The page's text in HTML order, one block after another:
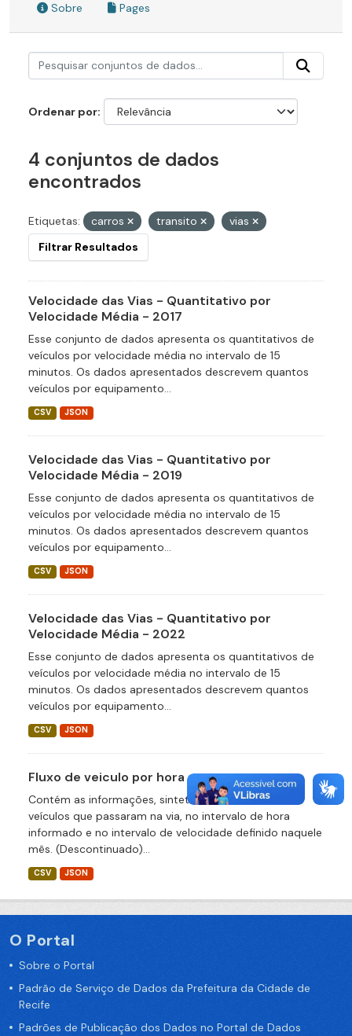
Sobre Pages
Ordenar por
4 conjuntos de dados
encontrados
Etiquetas: carros transito
vias
Filtrar Resultados
Velocidade das Vias - Quantitativo por
Velocidade Média - 2017
Esse conjunto de dados apresenta os quantitativos de
veículos por velocidade média no intervalo de 15
minutos. Os dados apresentados descrevem quantos
veículos por equipamento...
CSV JSON
Velocidade das Vias - Quantitativo por
Velocidade Média - 2019
Esse conjunto de dados apresenta os quantitativos de
veículos por velocidade média no intervalo de 15
minutos. Os dados apresentados descrevem quantos
veículos por equipamento...
CSV JSON
Velocidade das Vias - Quantitativo por
Velocidade Média - 2022
Esse conjunto de dados apresenta os quantitativos de
veículos por velocidade média no intervalo de 15
minutos. Os dados apresentados descrevem quantos
veículos por equipamento...
CSV JSON
Fluxo de veiculo por hora
Contém as informações, sintetizadas, do total de
veículos que passaram na via, no intervalo de hora
informado e no intervalo de velocidade definido naquele
mês. (Descontinuado)...
CSV JSON
O Portal
Sobre o Portal
Padrão de Serviço de Dados da Prefeitura da Cidade de
Recife
Padrões de Publicação dos Dados no Portal de Dados